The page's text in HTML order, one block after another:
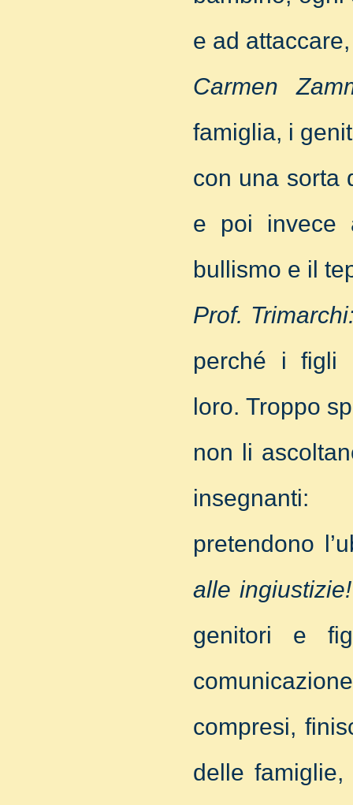
e ad
Carmen
famiglia, i
con una sorta
e poi invece
bullismo e il
Prof.
perché i figli
loro. Troppo
non li
insegnanti:
pretendono
alle ingiustizie!
genitori e
compresi,
delle